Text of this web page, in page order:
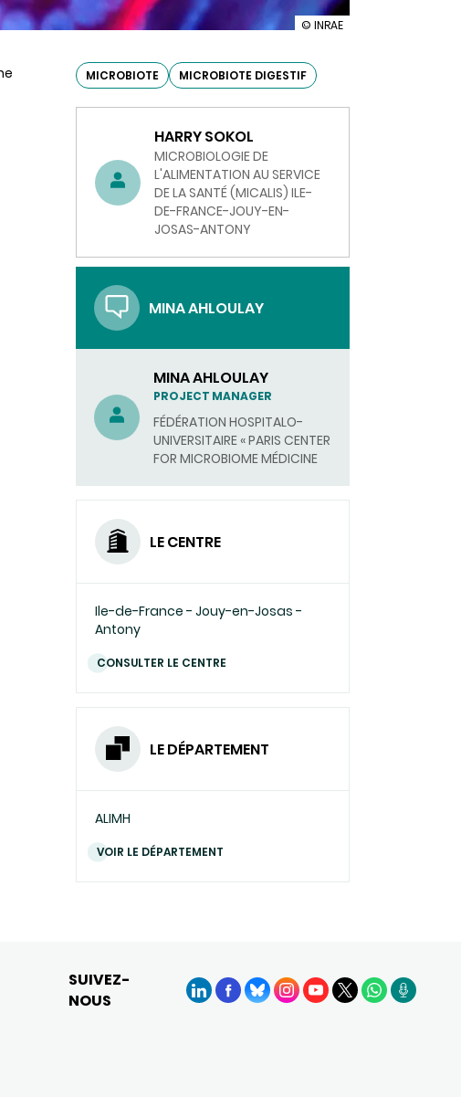
illustration
du
Microbiote
© INRAE
MICROBIOTE MICROBIOTE DIGESTIF
HARRY SOKOL
MICROBIOLOGIE DE
L'ALIMENTATION AU SERVICE
DE LA SANTÉ (MICALIS) ILE-
DE-FRANCE-JOUY-EN-
JOSAS-ANTONY
MINA AHLOULAY
MINA AHLOULAY
PROJECT MANAGER
FÉDÉRATION HOSPITALO-
UNIVERSITAIRE « PARIS CENTER
FOR MICROBIOME MÉDICINE
LE CENTRE
Ile-de-France - Jouy-en-Josas -
Antony
CONSULTER LE CENTRE
LE DÉPARTEMENT
ALIMH
VOIR LE DÉPARTEMENT
SUIVEZ-
NOUS
LinkedInFacebook
BlueSkyInstagram
YouTube
X WhatsApp
Podcasts